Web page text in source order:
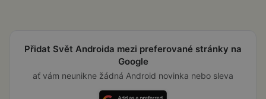
Přidat Svět Androida mezi preferované stránky na
Google
ať vám neunikne žádná Android novinka nebo sleva